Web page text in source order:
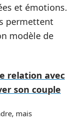
et émotions.
permettent
modèle de
relation avec
son couple
mais